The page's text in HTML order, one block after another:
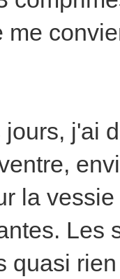
me
j'ai
la
Les
quasi